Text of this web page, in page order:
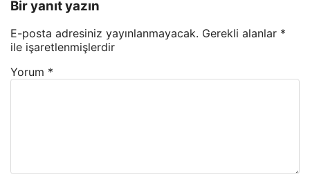
Bir yanıt yazın
E-posta adresiniz yayınlanmayacak. Gerekli alanlar *
ile işaretlenmişlerdir
Yorum *